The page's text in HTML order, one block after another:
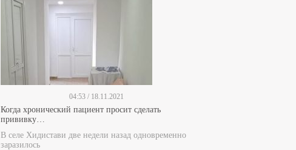
04:53 / 18.11.2021
Когда хронический пациент просит сделать
прививку…
В селе Хидистави две недели назад одновременно
заразилось